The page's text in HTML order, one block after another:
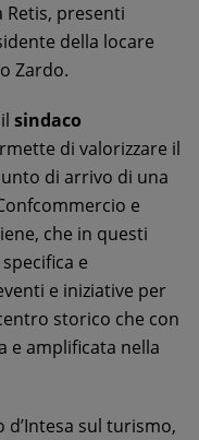
Retis, presenti
della locare
Zardo.
sindaco
di valorizzare il
di arrivo di una
e
che in questi
e
e iniziative per
storico che con
e amplificata nella
sul turismo,